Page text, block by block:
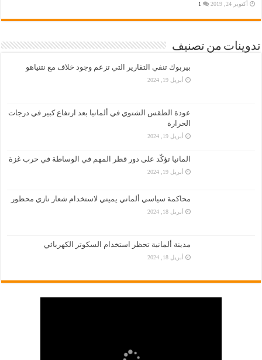
أكتوبر 24, 2019 1
تدوينات من تصنيف
بيربوك تنفي التقارير التي تزعم وجود خلاف مع نتنياهو
أبريل 19, 2024
عودة الطقس الشتوي في ألمانيا بعد ارتفاع كبير في درجات
الحرارة
أبريل 19, 2024
المانيا تؤكّد على دور قطر المهم في الوساطة في حرب غزة
أبريل 19, 2024
محاكمة سياسي ألماني يميني لاستخدام شعار نازي محظور
أبريل 18, 2024
مدينة ألمانية تحظر استخدام السكوتر الكهربائي
أبريل 18, 2024